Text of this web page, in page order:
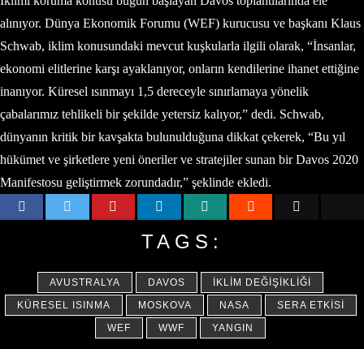
alınıyor. Dünya Ekonomik Forumu (WEF) kurucusu ve başkanı Klaus
Schwab, iklim konusundaki mevcut kuşkularla ilgili olarak, “İnsanlar,
ekonomi elitlerine karşı ayaklanıyor, onların kendilerine ihanet ettiğine
inanıyor. Küresel ısınmayı 1,5 dereceyle sınırlamaya yönelik
çabalarımız tehlikeli bir şekilde yetersiz kalıyor,” dedi. Schwab,
dünyanın kritik bir kavşakta bulunulduğuna dikkat çekerek, “Bu yıl
hükümet ve şirketlere yeni öneriler ve stratejiler sunan bir Davos 2020
Manifestosu geliştirmek zorundadır,” şeklinde ekledi.
TAGS:
AVUSTRALYA DAVOS
İKLIM DEĞIŞIKLIĞI
KÜRESEL ISINMA
MOSKOVA NASA
SERA ETKISI
WEF
WWF YANGIN